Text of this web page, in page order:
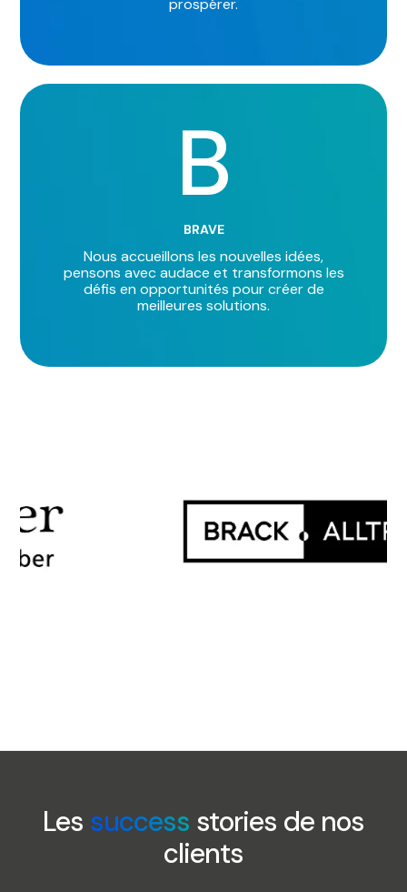
prospérer.
B
BRAVE
Nous accueillons les nouvelles idées,
pensons avec audace et transformons les
défis en opportunités pour créer de
meilleures solutions.
Les success stories de nos
clients